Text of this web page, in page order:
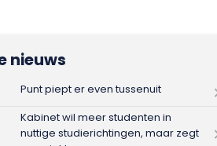
nieuws
Punt piept er even tussenuit
Kabinet wil meer studenten in
nuttige studierichtingen, maar zegt